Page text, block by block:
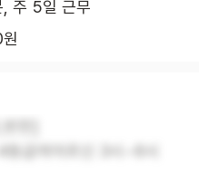
주 5일 근무